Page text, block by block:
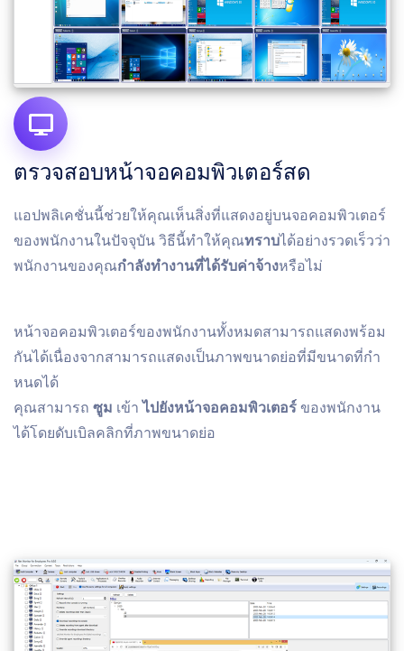
ตรวจสอบหน้าจอคอมพิวเตอร์สด
แอปพลิเคชั่นนี้ช่วยให้คุณเห็นสิ่งที่แสดงอยู่บนจอคอมพิวเตอร์
ของพนักงานในปัจจุบัน วิธีนี้ทําให้คุณทราบได้อย่างรวดเร็วว่า
พนักงานของคุณกําลังทํางานที่ได้รับค่าจ้างหรือไม่
หน้าจอคอมพิวเตอร์ของพนักงานทั้งหมดสามารถแสดงพร้อม
กันได้เนื่องจากสามารถแสดงเป็นภาพขนาดย่อที่มีขนาดที่กํา
หนดได้
คุณสามารถ ซูม เข้าไปยังหน้าจอคอมพิวเตอร์ ของพนักงาน
ได้โดยดับเบิลคลิกที่ภาพขนาดย่อ